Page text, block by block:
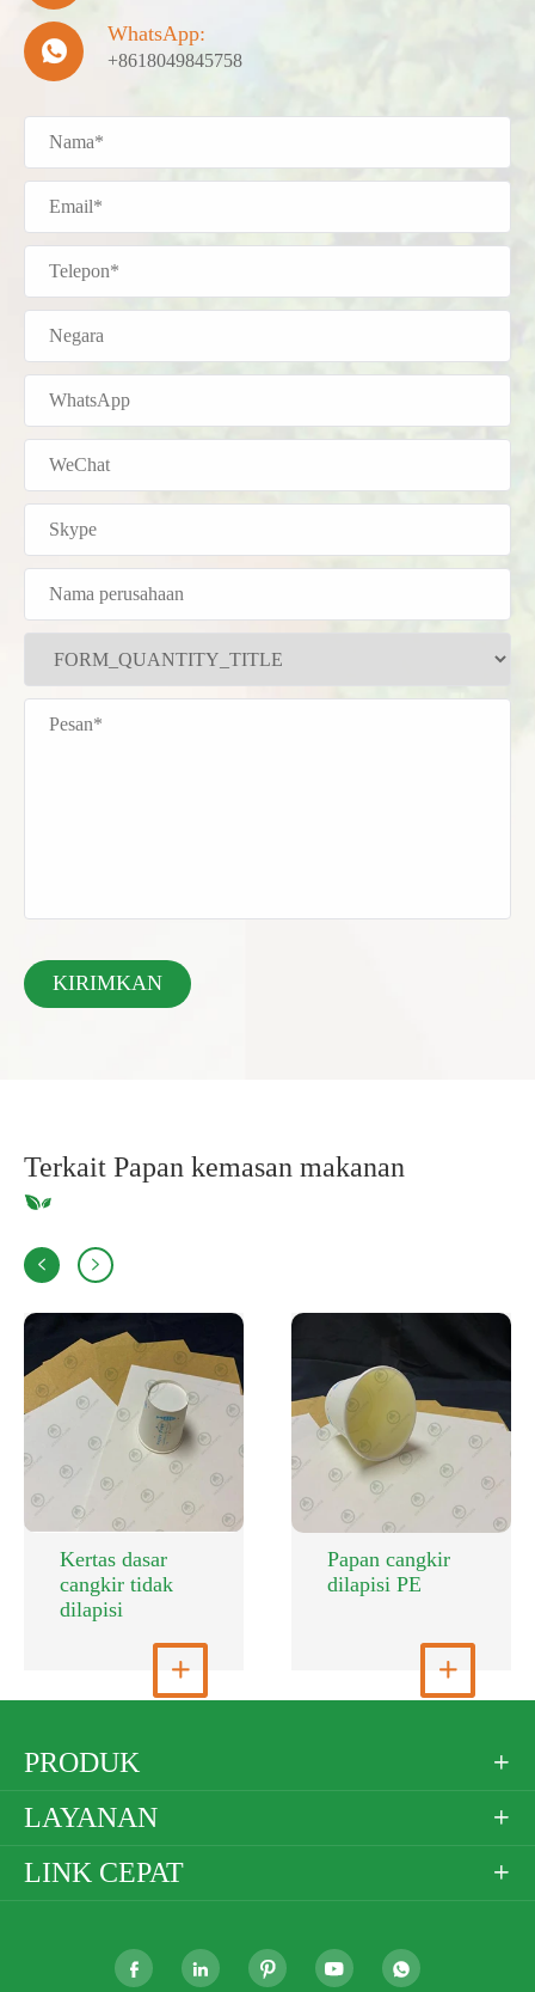

WhatsApp:
+8618049845758
Terkait Papan kemasan makanan
 
Kertas dasar
cangkir tidak
dilapisi
Lihat Selengkapnya

Papan cangkir
dilapisi PE
Lihat Selengkapnya

PRODUK 
LAYANAN 
LINK CEPAT 
    